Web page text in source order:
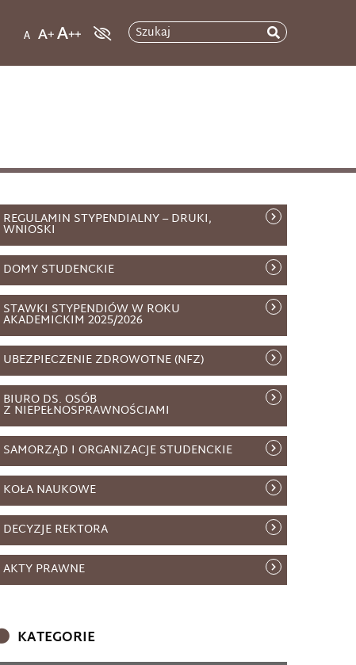
Szukaj
REGULAMIN STYPENDIALNY – DRUKI,
WNIOSKI
DOMY STUDENCKIE
STAWKI STYPENDIÓW W ROKU
AKADEMICKIM 2025/2026
UBEZPIECZENIE ZDROWOTNE (NFZ)
BIURO DS. OSÓB
Z NIEPEŁNOSPRAWNOŚCIAMI
SAMORZĄD I ORGANIZACJE STUDENCKIE
KOŁA NAUKOWE
DECYZJE REKTORA
AKTY PRAWNE
KATEGORIE